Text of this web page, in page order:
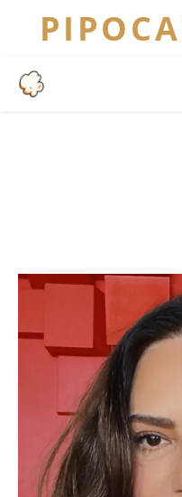
PIPOCA